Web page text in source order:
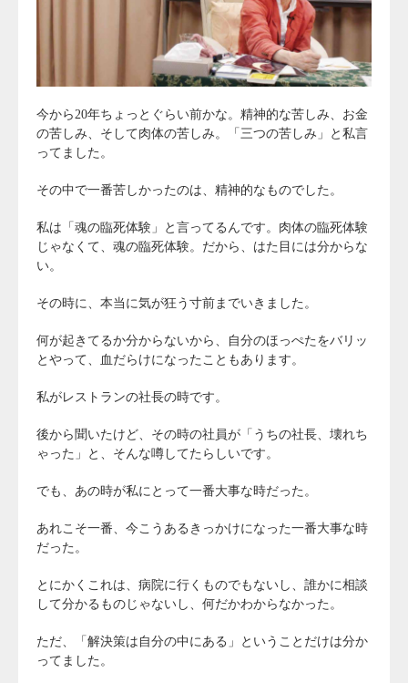
今から20年ちょっとぐらい前かな。精神的な苦しみ、お金
の苦しみ、そして肉体の苦しみ。「三つの苦しみ」と私言
ってました。
その中で一番苦しかったのは、精神的なものでした。
私は「魂の臨死体験」と言ってるんです。肉体の臨死体験
じゃなくて、魂の臨死体験。だから、はた目には分からな
い。
その時に、本当に気が狂う寸前までいきました。
何が起きてるか分からないから、自分のほっぺたをバリッ
とやって、血だらけになったこともあります。
私がレストランの社長の時です。
後から聞いたけど、その時の社員が「うちの社長、壊れち
ゃった」と、そんな噂してたらしいです。
でも、あの時が私にとって一番大事な時だった。
あれこそ一番、今こうあるきっかけになった一番大事な時
だった。
とにかくこれは、病院に行くものでもないし、誰かに相談
して分かるものじゃないし、何だかわからなかった。
ただ、「解決策は自分の中にある」ということだけは分か
ってました。